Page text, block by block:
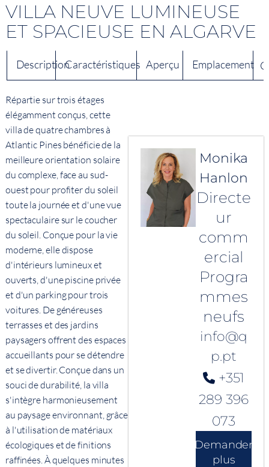
VILLA NEUVE LUMINEUSE
ET SPACIEUSE EN ALGARVE
DescriptionCaractéristiques Aperçu Emplacement
Répartie sur trois étages
élégamment conçus, cette
villa de quatre chambres à
Atlantic Pines bénéficie de la
meilleure orientation solaire
du complexe, face au sud-
ouest pour profiter du soleil
toute la journée et d'une vue
spectaculaire sur le coucher
du soleil. Conçue pour la vie
moderne, elle dispose
d'intérieurs lumineux et
ouverts, d'une piscine privée
et d'un parking pour trois
voitures. De généreuses
terrasses et des jardins
paysagers offrent des espaces
accueillants pour se détendre
et se divertir. Conçue dans un
souci de durabilité, la villa
s'intègre harmonieusement
au paysage environnant, grâce
à l'utilisation de matériaux
écologiques et de finitions
raffinées. À quelques minutes
Monika
Hanlon
Directe
ur
comm
ercial
Progra
mmes
neufs
info@q
p.pt
+351
289 396
073
Demander
plus